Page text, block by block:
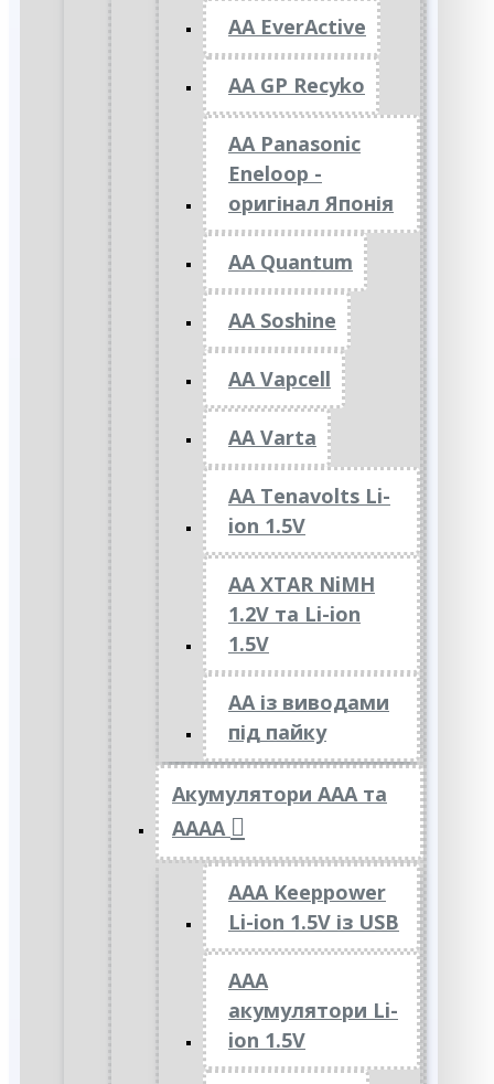
AA EverActive
AA GP Recyko
AA Panasonic
Eneloop -
оригінал Японія
AA Quantum
AA Soshine
AA Vapcell
AA Varta
AA Tenavolts Li-
ion 1.5V
AA XTAR NiMH
1.2V та Li-ion
1.5V
АА із виводами
під пайку
Акумулятори ААА та
АААА
AAA Keeppower
Li-ion 1.5V із USB
ААА
акумулятори Li-
ion 1.5V